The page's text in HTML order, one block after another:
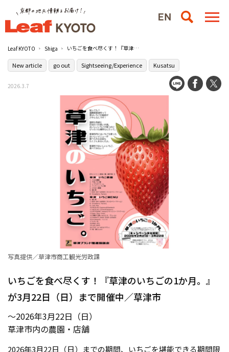
Leaf KYOTO Shiga いちごを食べ尽くす！『草津のいちごの1か月。』が3月22日（日）まで開催中／草津市
New article go out Sightseeing/Experience Kusatsu
2026.3.7
写真提供／草津市商工観光労政課
いちごを食べ尽くす！『草津のいちごの1か月。』
が3月22日（日）まで開催中／草津市
〜2026年3月22日（日）
草津市内の農園・店舗
2026年3月22日（日）までの期間、いちごを堪能できる期間限